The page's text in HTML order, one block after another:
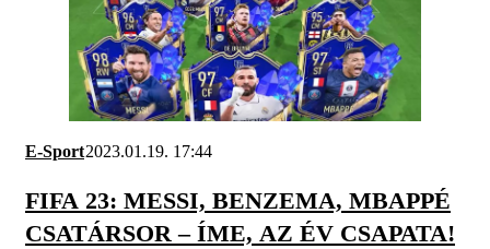
E-Sport2023.01.19. 17:44
FIFA 23: MESSI, BENZEMA, MBAPPÉ
CSATÁRSOR – ÍME, AZ ÉV CSAPATA!